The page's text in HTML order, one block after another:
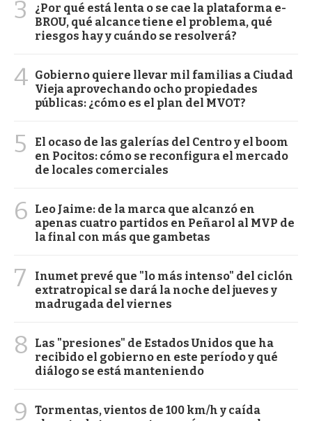
3
¿Por qué está lenta o se cae la plataforma e-
BROU, qué alcance tiene el problema, qué
riesgos hay y cuándo se resolverá?
4 Gobierno quiere llevar mil familias a Ciudad
Vieja aprovechando ocho propiedades
públicas: ¿cómo es el plan del MVOT?
5
El ocaso de las galerías del Centro y el boom
en Pocitos: cómo se reconfigura el mercado
de locales comerciales
6
Leo Jaime: de la marca que alcanzó en
apenas cuatro partidos en Peñarol al MVP de
la final con más que gambetas
7
Inumet prevé que "lo más intenso" del ciclón
extratropical se dará la noche del jueves y
madrugada del viernes
8
Las "presiones" de Estados Unidos que ha
recibido el gobierno en este período y qué
diálogo se está manteniendo
9
Tormentas, vientos de 100 km/h y caída